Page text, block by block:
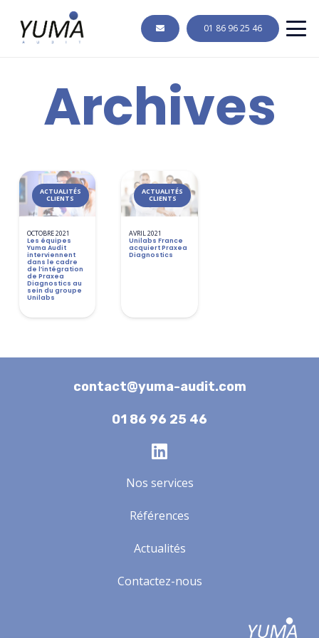
01 86 96 25 46
Archives
ACTUALITÉS
CLIENTS
OCTOBRE 2021
Les équipes
Yuma Audit
interviennent
dans le cadre
de l’intégration
de Praxea
Diagnostics au
sein du groupe
Unilabs
ACTUALITÉS
CLIENTS
AVRIL 2021
Unilabs France
acquiert Praxea
Diagnostics
01 86 96 25 46
contact@yuma-audit.com
Nos services
Références
Actualités
Contactez-nous